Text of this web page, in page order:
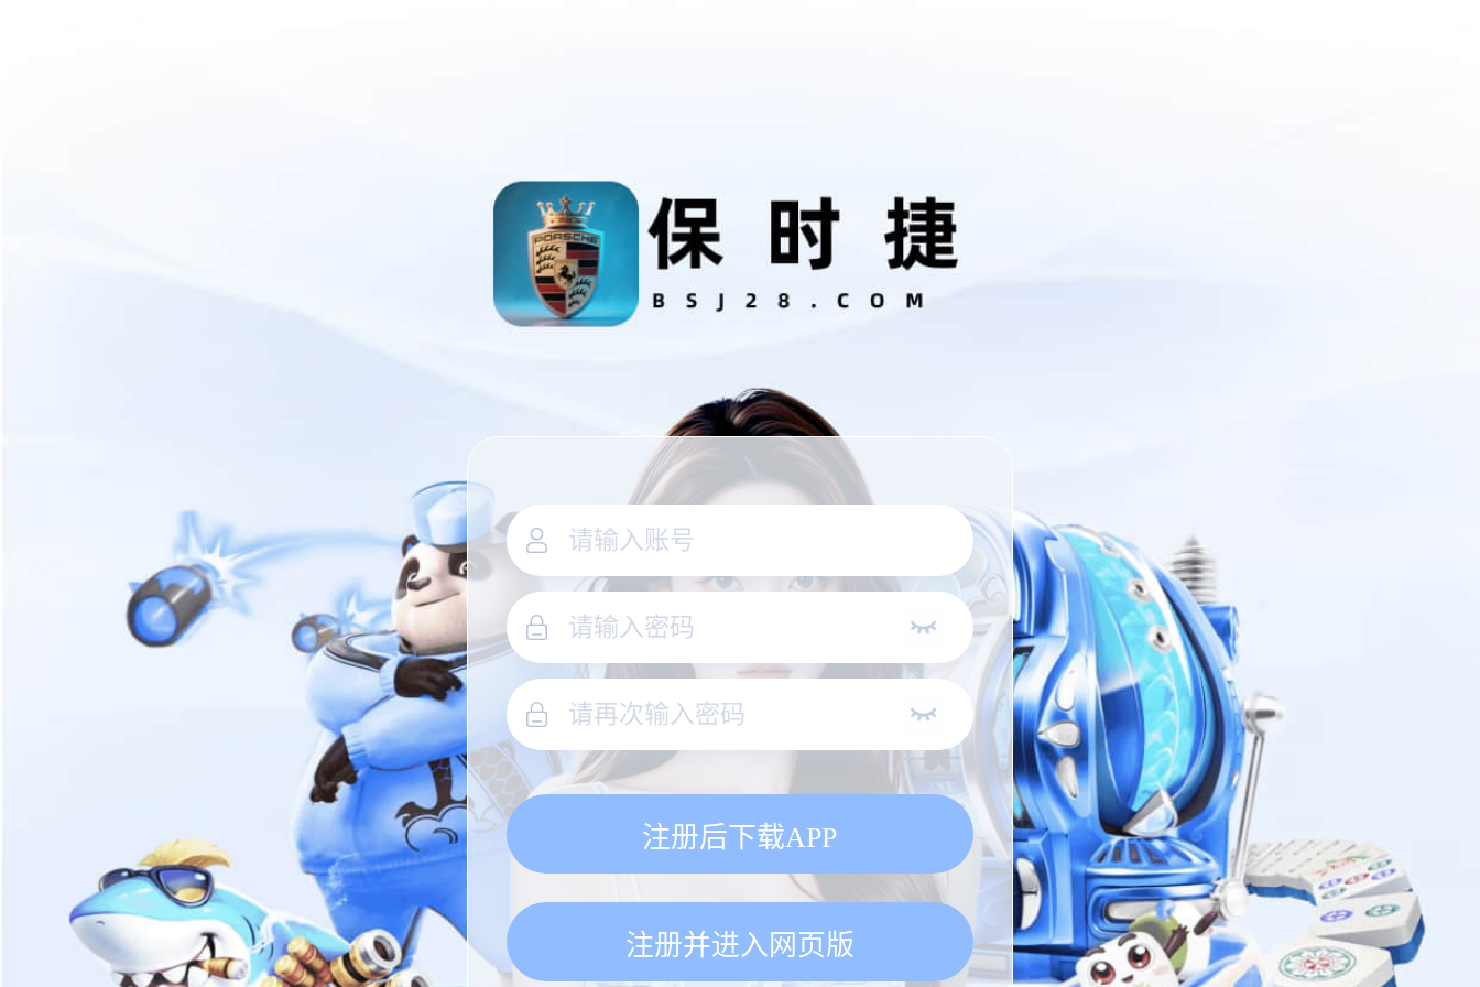
注册后下载APP
注册并进入网页版